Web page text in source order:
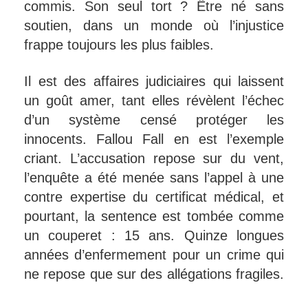
commis. Son seul tort ? Être né sans
soutien, dans un monde où l’injustice
frappe toujours les plus faibles.
Il est des affaires judiciaires qui laissent
un goût amer, tant elles révèlent l’échec
d’un système censé protéger les
innocents. Fallou Fall en est l’exemple
criant. L’accusation repose sur du vent,
l’enquête a été menée sans l’appel à une
contre expertise du certificat médical, et
pourtant, la sentence est tombée comme
un couperet : 15 ans. Quinze longues
années d’enfermement pour un crime qui
ne repose que sur des allégations fragiles.